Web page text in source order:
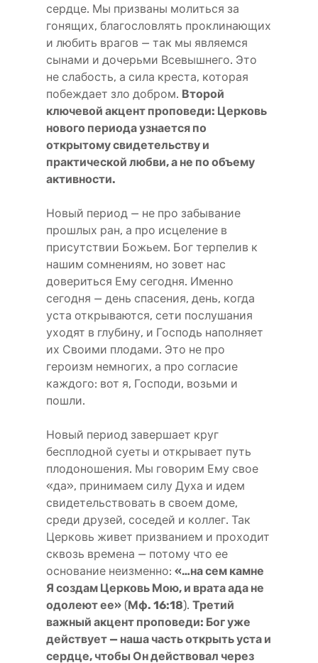
сердце. Мы призваны молиться за
гонящих, благословлять проклинающих
и любить врагов — так мы являемся
сынами и дочерьми Всевышнего. Это
не слабость, а сила креста, которая
побеждает зло добром. Второй
ключевой акцент проповеди: Церковь
нового периода узнается по
открытому свидетельству и
практической любви, а не по объему
активности.
Новый период — не про забывание
прошлых ран, а про исцеление в
присутствии Божьем. Бог терпелив к
нашим сомнениям, но зовет нас
довериться Ему сегодня. Именно
сегодня — день спасения, день, когда
уста открываются, сети послушания
уходят в глубину, и Господь наполняет
их Своими плодами. Это не про
героизм немногих, а про согласие
каждого: вот я, Господи, возьми и
пошли.
Новый период завершает круг
бесплодной суеты и открывает путь
плодоношения. Мы говорим Ему свое
«да», принимаем силу Духа и идем
свидетельствовать в своем доме,
среди друзей, соседей и коллег. Так
Церковь живет призванием и проходит
сквозь времена — потому что ее
основание неизменно: «…на сем камне
Я создам Церковь Мою, и врата ада не
одолеют ее» (Мф. 16:18). Третий
важный акцент проповеди: Бог уже
действует — наша часть открыть уста и
сердце, чтобы Он действовал через